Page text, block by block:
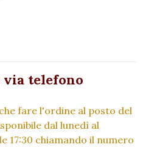
telefono
fare l'ordine al posto del
dal lunedì al
17:30 chiamando il numero